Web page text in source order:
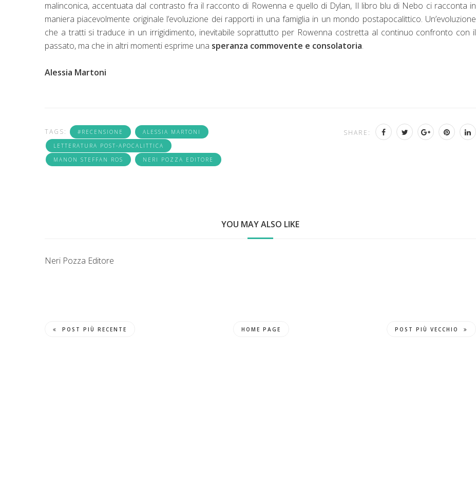
malinconica, accentuata dal contrasto fra il racconto di Rowenna e quello di Dylan, Il libro blu di Nebo ci racconta in
maniera piacevolmente originale l’evoluzione dei rapporti in una famiglia in un mondo postapocalittico. Un’evoluzione
che a tratti si traduce in un irrigidimento, inevitabile soprattutto per Rowenna costretta al continuo confronto con il
passato, ma che in altri momenti esprime una speranza commovente e consolatoria.
Alessia Martoni
TAGS: #RECENSIONE
ALESSIA MARTONI
LETTERATURA POST-APOCALITTICA
MANON STEFFAN ROS
NERI POZZA EDITORE
SHARE:
YOU MAY ALSO LIKE
Neri Pozza Editore
POST PIÙ RECENTE HOME PAGE POST PIÙ VECCHIO